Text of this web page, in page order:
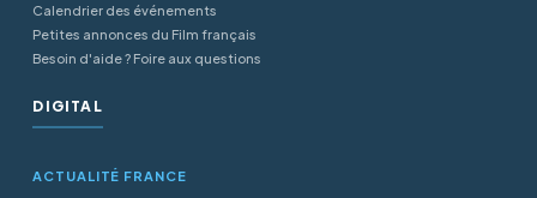
Calendrier des événements
Petites annonces du Film français
Besoin d'aide ? Foire aux questions
DIGITAL
ACTUALITÉ FRANCE